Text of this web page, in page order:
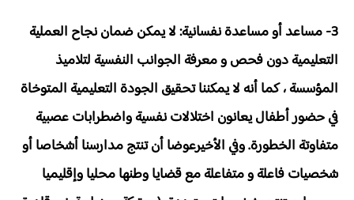
3- مساعد أو مساعدة نفسانية: لا يمكن ضمان نجاح العملية
التعليمية دون فحص و معرفة الجوانب النفسية لتلاميذ
المؤسسة ، كما أنه لا يمكننا تحقيق الجودة التعليمية المتوخاة
في حضور أطفال يعانون اختلالات نفسية واضطرابات عصبية
متفاوتة الخطورة. وفي الأخيرعوضا أن تنتج مدارسنا أشخاصا أو
شخصيات فاعلة و متفاعلة مع قضايا وطنها محليا وإقليميا